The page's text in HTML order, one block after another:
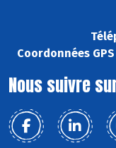
Coordonnées
Nous suivre